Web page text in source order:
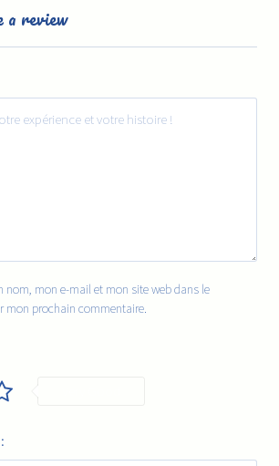
review
nom, mon e-mail et mon site web dans le
mon prochain commentaire.